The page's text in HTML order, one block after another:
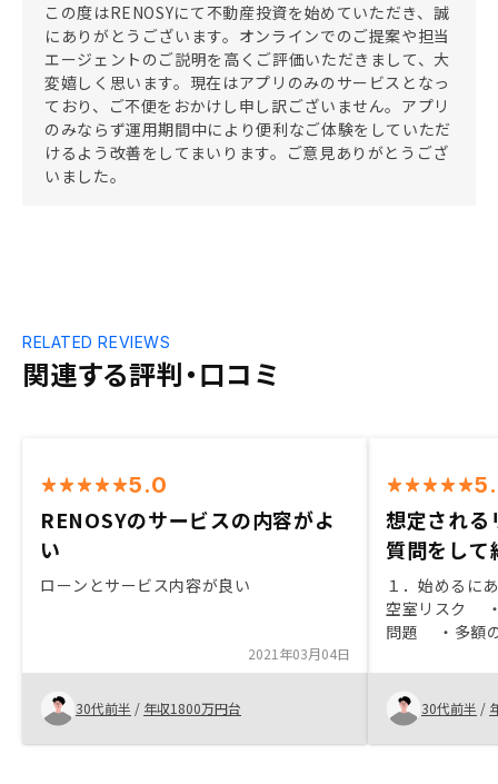
この度はRENOSYにて不動産投資を始めていただき、誠
にありがとうございます。オンラインでのご提案や担当
エージェントのご説明を高くご評価いただきまして、大
変嬉しく思います。現在はアプリのみのサービスとなっ
ており、ご不便をおかけし申し訳ございません。アプリ
のみならず運用期間中により便利なご体験をしていただ
けるよう改善をしてまいります。ご意見ありがとうござ
いました。
関連する評判・口コミ
RELATED REVIEWS
5.0
RENOSYのサービスの内容がよ
い
ローンとサービス内容が良い
2021年03月04日
30代前半 / 年収1800万円台
想定される
質問をして
１．始めるに
空室リスク
問題 ・多額
①初回面談→②
集・他社比
→⑤決断→⑥
はあまり信
30代前半 /